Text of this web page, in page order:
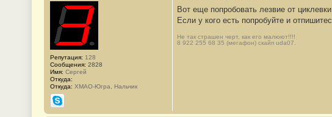
Репутация: 128
Сообщения: 2828
Имя: Сергей
Откуда:
Откуда: ХМАО-Югра, Нальчик
Skype
о
б
щ
е
н
Вот еще попробовать лезвие от
Если у кого есть попробуйте и
Не так страшен черт, как его малюют!!!!
8 922 255 68 35 (мегафон) скайп uda07.